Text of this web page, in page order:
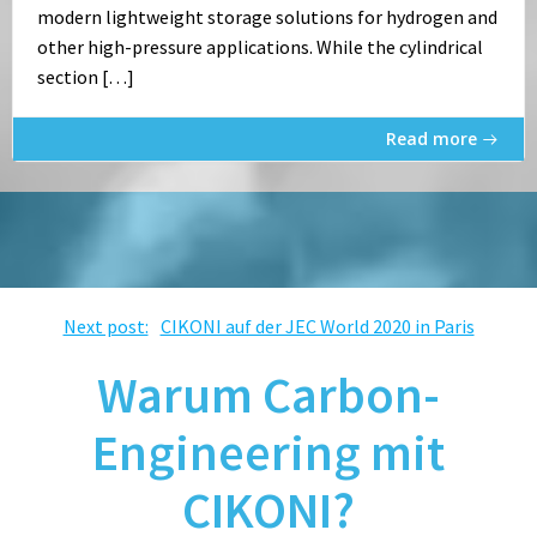
modern lightweight storage solutions for hydrogen and
other high-pressure applications. While the cylindrical
section […]
Read more
Post
navigation
Next post: CIKONI auf der JEC World 2020 in Paris
Warum Carbon-
Engineering mit
CIKONI?